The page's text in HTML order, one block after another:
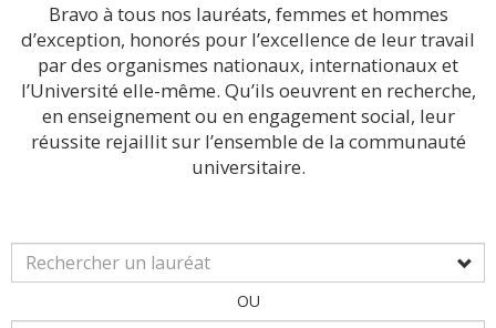
Bravo à tous nos lauréats, femmes et hommes
d’exception, honorés pour l’excellence de leur travail
par des organismes nationaux, internationaux et
l’Université elle-même. Qu’ils oeuvrent en recherche,
en enseignement ou en engagement social, leur
réussite rejaillit sur l’ensemble de la communauté
universitaire.
OU